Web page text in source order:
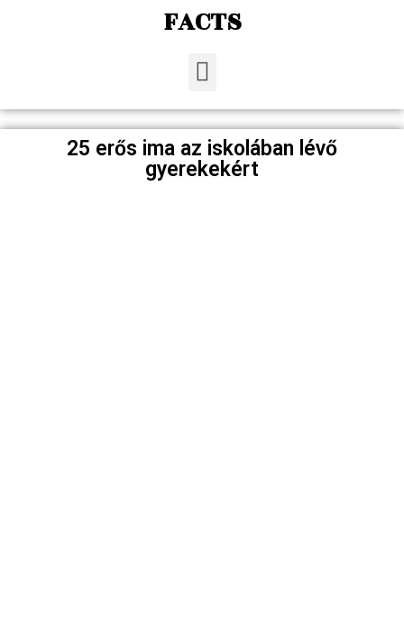
FACTS
25 erős ima az iskolában lévő
gyerekekért